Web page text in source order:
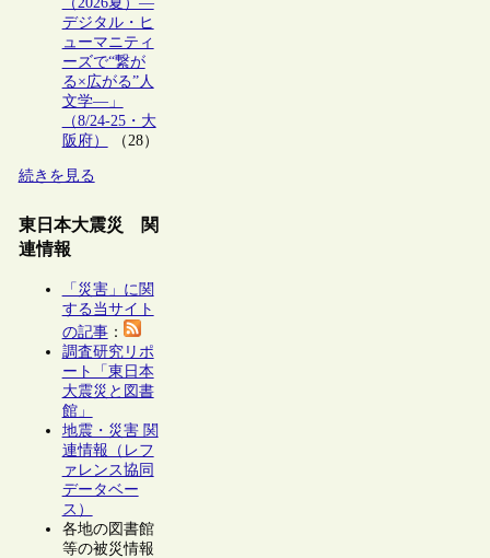
デジタル・ヒ
ューマニティ
ーズで“繋が
る×広がる”人
文学―」
（8/24-25・大
阪府）
（28）
続きを見る
東日本大震災 関
連情報
「災害」に関
する当サイト
の記事：
調査研究リポ
ート「東日本
大震災と図書
館」
地震・災害 関
連情報（レフ
ァレンス協同
データベー
ス）
各地の図書館
等の被災情報